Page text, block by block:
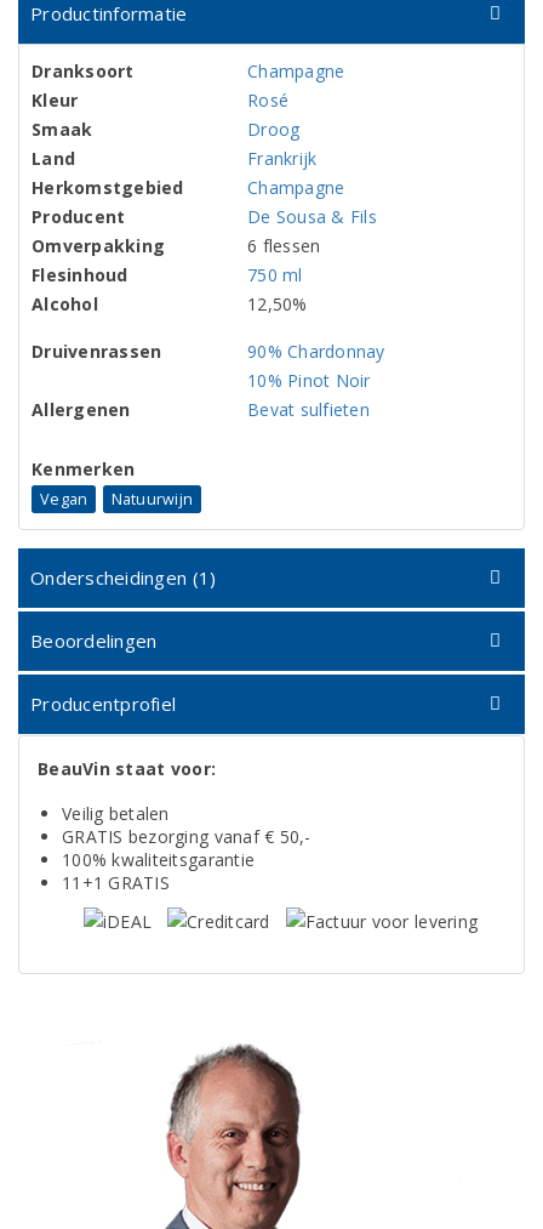
Productinformatie
Dranksoort
Champagne
Kleur
Rosé
Smaak
Droog
Land
Frankrijk
Herkomstgebied
Champagne
Producent
De Sousa & Fils
Omverpakking
6 flessen
Flesinhoud
750 ml
Alcohol
12,50%
Druivenrassen
90% Chardonnay
10% Pinot Noir
Allergenen
Bevat sulfieten
Kenmerken
Vegan Natuurwijn
Onderscheidingen (1)
Beoordelingen
Producentprofiel
BeauVin staat voor:
Veilig betalen
GRATIS bezorging vanaf € 50,-
100% kwaliteitsgarantie
11+1 GRATIS